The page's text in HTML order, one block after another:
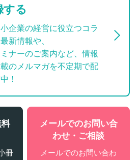
する
企業の経営に役立つコラ
新情報や、
ナーのご案内など、情報
のメルマガを不定期で配
！
料
冊
メールでのお問い合
わせ・ご相談
メールでのお問い合わ